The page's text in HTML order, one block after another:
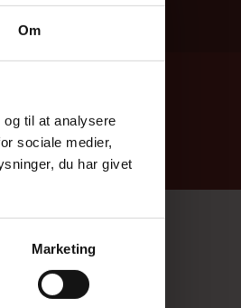
Om
til at analysere
sociale medier,
du har givet
Marketing
Rasmussen
november 2022
Vindmølle